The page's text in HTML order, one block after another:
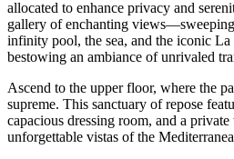
allocated to enhance privacy and
gallery of enchanting views—sweeping
infinity pool, the sea, and the iconic
bestowing an ambiance of unrivaled
Ascend to the upper floor, where the
supreme. This sanctuary of repose
capacious dressing room, and a private
unforgettable vistas of the